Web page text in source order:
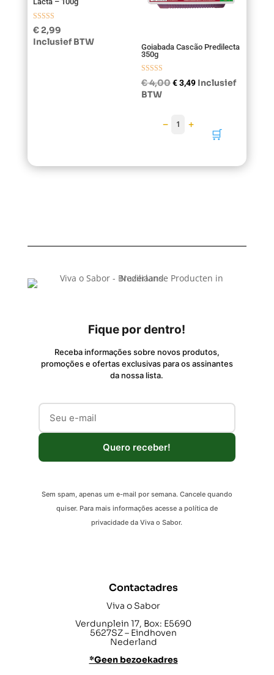
Gewaardeerd
5.00
uit 5
€2,99
Inclusief BTW
Goiabada Cascão Predilecta
350g
Gewaardeerd
5.00
uit 5
€4,00Oorspronkelijke
€3,49Huidige
Inclusief
BTW
− 1 +
🛒
Fique por dentro!
Receba informações sobre novos produtos,
promoções e ofertas exclusivas para os assinantes
da nossa lista.
Quero receber!
Sem spam, apenas um e-mail por semana. Cancele quando
quiser. Para mais informações acesse a política de
privacidade da Viva o Sabor.
Contactadres
Viva o Sabor
Verdunplein 17, Box: E5690
5627SZ – Eindhoven
Nederland
*Geen bezoekadres